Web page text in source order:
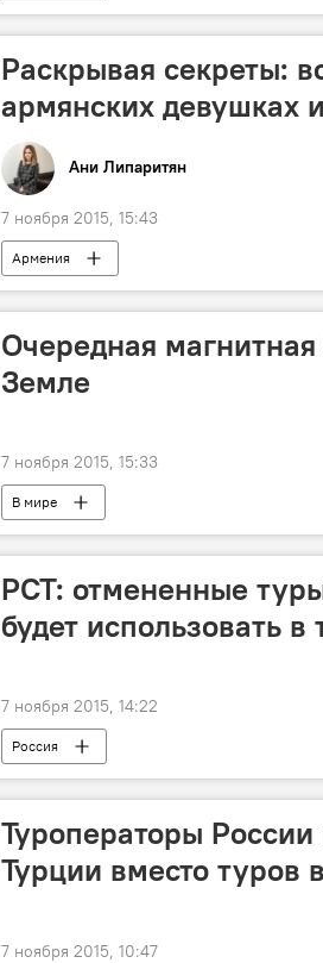
Раскрывая секреты:
армянских девушках
Ани Липаритян
7 ноября 2015, 15:43
Армения
Очередная
Земле
7 ноября 2015, 15:33
В мире
РСТ: отмененные
будет использовать в
7 ноября 2015, 14:22
Россия
Туроператоры
Турции вместо туров
7 ноября 2015, 10:47